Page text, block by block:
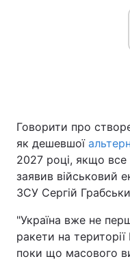
Говорити про
як дешевшої
2027 році, якщо
заявив військовий
ЗСУ Сергій
"Україна вже не
ракети на території
поки що масового